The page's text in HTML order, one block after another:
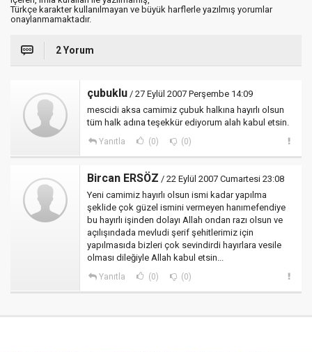
Türkçe karakter kullanılmayan ve büyük harflerle yazılmış yorumlar
onaylanmamaktadır.
2 Yorum
çubuklu / 27 Eylül 2007 Perşembe 14:09
mescidi aksa camimiz çubuk halkına hayırlı olsun
tüm halk adına teşekkür ediyorum alah kabul etsin.
Yanıtla (0) (0)
Bircan ERSÖZ / 22 Eylül 2007 Cumartesi 23:08
Yeni camimiz hayırlı olsun ismi kadar yapılma
şeklide çok güzel ismini vermeyen hanımefendiye
bu hayırlı işinden dolayı Allah ondan razı olsun ve
açılışındada mevludi şerif şehitlerimiz için
yapılmasıda bizleri çok sevindirdi hayırlara vesile
olması dileğiyle Allah kabul etsin...
Yanıtla (0) (0)